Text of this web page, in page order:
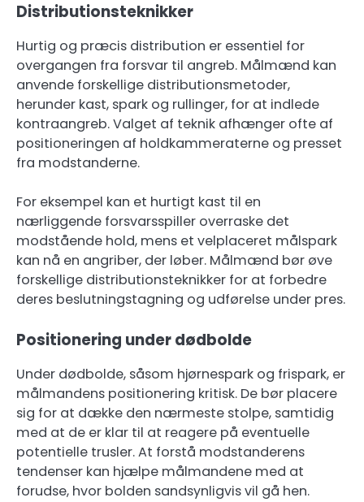
Distributionsteknikker
Hurtig og præcis distribution er essentiel for
overgangen fra forsvar til angreb. Målmænd kan
anvende forskellige distributionsmetoder,
herunder kast, spark og rullinger, for at indlede
kontraangreb. Valget af teknik afhænger ofte af
positioneringen af holdkammeraterne og presset
fra modstanderne.
For eksempel kan et hurtigt kast til en
nærliggende forsvarsspiller overraske det
modstående hold, mens et velplaceret målspark
kan nå en angriber, der løber. Målmænd bør øve
forskellige distributionsteknikker for at forbedre
deres beslutningstagning og udførelse under pres.
Positionering under dødbolde
Under dødbolde, såsom hjørnespark og frispark, er
målmandens positionering kritisk. De bør placere
sig for at dække den nærmeste stolpe, samtidig
med at de er klar til at reagere på eventuelle
potentielle trusler. At forstå modstanderens
tendenser kan hjælpe målmandene med at
forudse, hvor bolden sandsynligvis vil gå hen.